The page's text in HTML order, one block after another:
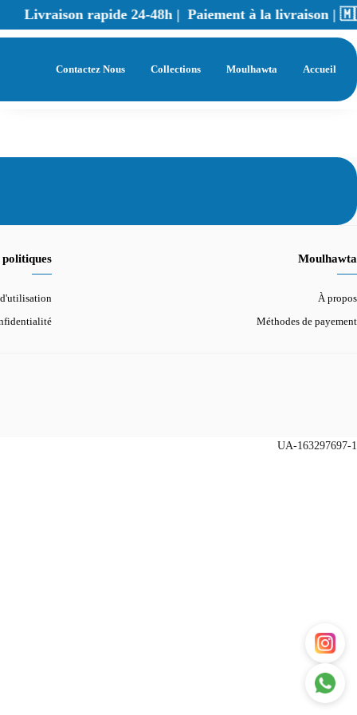
Livraison rapide 24-48h | Paiement à la livraison |
Accueil
Moulhawta
Collections
Contactez Nous
Moulhawta
À propos
Méthodes de payement
UA-163297697-1